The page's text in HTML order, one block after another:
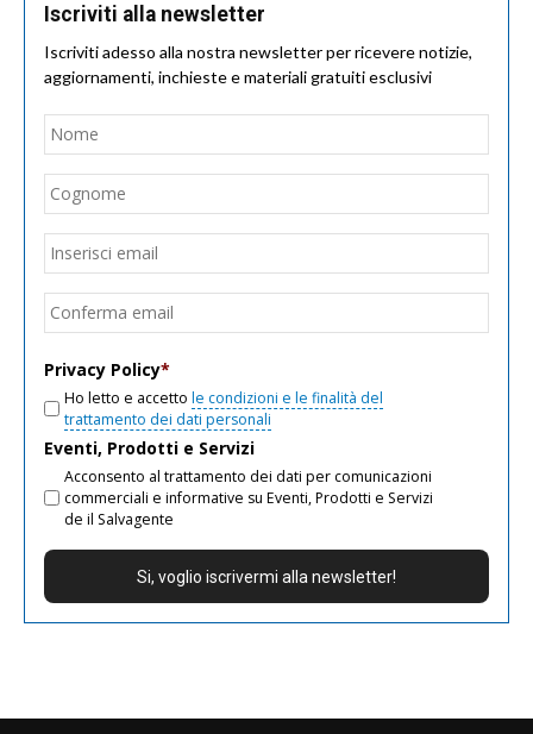
Iscriviti alla newsletter
Iscriviti adesso alla nostra newsletter per ricevere notizie,
aggiornamenti, inchieste e materiali gratuiti esclusivi
Nome
Email
Privacy Policy*
Ho letto e accetto le condizioni e le finalità del
trattamento dei dati personali
Eventi, Prodotti e Servizi
Acconsento al trattamento dei dati per comunicazioni
commerciali e informative su Eventi, Prodotti e Servizi
de il Salvagente